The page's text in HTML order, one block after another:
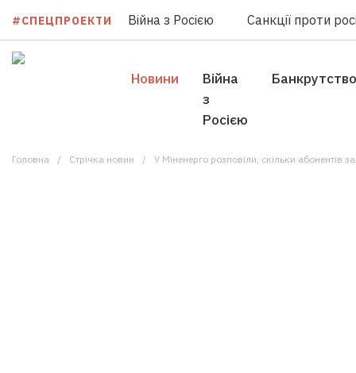
#СПЕЦПРОЕКТИ Війна з Росією Санкції проти
Новини
Війна
з
Росією
Банкрутство
Головна Стрічка новин У Міненерго розповіли, скільки абонентів